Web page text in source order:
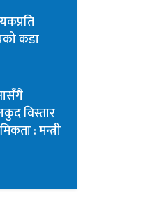
कडा
विस्तार
: मन्त्री